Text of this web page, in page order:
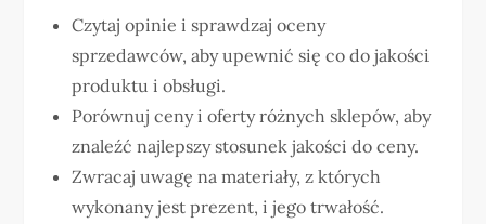
Czytaj opinie i sprawdzaj oceny
sprzedawców, aby upewnić się co do jakości
produktu i obsługi.
Porównuj ceny i oferty różnych sklepów, aby
znaleźć najlepszy stosunek jakości do ceny.
Zwracaj uwagę na materiały, z których
wykonany jest prezent, i jego trwałość.